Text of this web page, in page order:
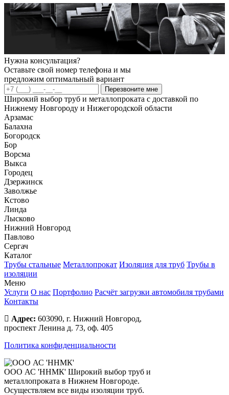
Нужна консультация?
Оставьте свой номер телефона и мы
предложим оптимальный вариант
Перезвоните мне
Широкий выбор труб и металлопроката с доставкой по
Нижнему Новгороду и Нижегородской области
Арзамас
Балахна
Богородск
Бор
Ворсма
Выкса
Городец
Дзержинск
Заволжье
Кстово
Линда
Лысково
Нижний Новгород
Павлово
Сергач
Каталог
Трубы стальные Металлопрокат Изоляция для труб Трубы в
изоляции
Меню
Услуги О нас Портфолио Расчёт загрузки автомобиля трубами
Контакты
Адрес: 603090, г. Нижний Новгород,
проспект Ленина д. 73, оф. 405
Политика конфиденциальности
ООО АС 'ННМК' Широкий выбор труб и
металлопроката в Нижнем Новгороде.
Осуществляем все виды изоляции труб.